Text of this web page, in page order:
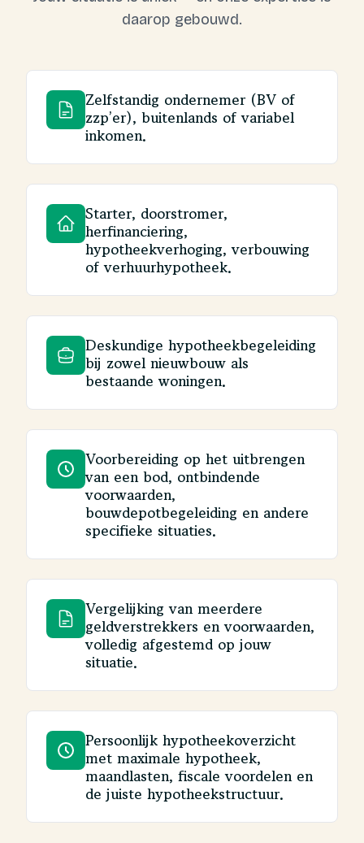
daarop gebouwd.
Zelfstandig ondernemer (BV of
zzp’er), buitenlands of variabel
inkomen.
Starter, doorstromer,
herfinanciering,
hypotheekverhoging, verbouwing
of verhuurhypotheek.
Deskundige hypotheekbegeleiding
bij zowel nieuwbouw als
bestaande woningen.
Voorbereiding op het uitbrengen
van een bod, ontbindende
voorwaarden,
bouwdepotbegeleiding en andere
specifieke situaties.
Vergelijking van meerdere
geldverstrekkers en voorwaarden,
volledig afgestemd op jouw
situatie.
Persoonlijk hypotheekoverzicht
met maximale hypotheek,
maandlasten, fiscale voordelen en
de juiste hypotheekstructuur.